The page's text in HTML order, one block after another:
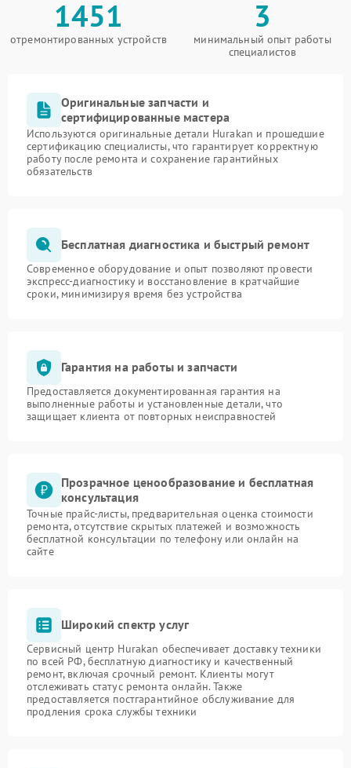
1451
отремонтированных устройств
3
минимальный опыт работы
специалистов
Оригинальные запчасти и
сертифицированные мастера
Используются оригинальные детали Hurakan и прошедшие
сертификацию специалисты, что гарантирует корректную
работу после ремонта и сохранение гарантийных
обязательств
Бесплатная диагностика и быстрый ремонт
Современное оборудование и опыт позволяют провести
экспресс-диагностику и восстановление в кратчайшие
сроки, минимизируя время без устройства
Гарантия на работы и запчасти
Предоставляется документированная гарантия на
выполненные работы и установленные детали, что
защищает клиента от повторных неисправностей
Прозрачное ценообразование и бесплатная
консультация
Точные прайс-листы, предварительная оценка стоимости
ремонта, отсутствие скрытых платежей и возможность
бесплатной консультации по телефону или онлайн на
сайте
Широкий спектр услуг
Сервисный центр Hurakan обеспечивает доставку техники
по всей РФ, бесплатную диагностику и качественный
ремонт, включая срочный ремонт. Клиенты могут
отслеживать статус ремонта онлайн. Также
предоставляется постгарантийное обслуживание для
продления срока службы техники